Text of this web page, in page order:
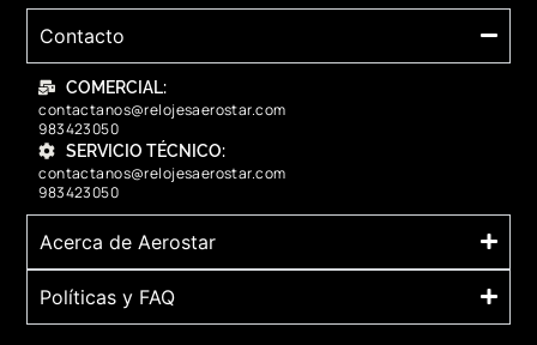
Contacto
COMERCIAL:
contactanos@relojesaerostar.com
983423050
SERVICIO TÉCNICO:
contactanos@relojesaerostar.com
983423050
Acerca de Aerostar
Políticas y FAQ